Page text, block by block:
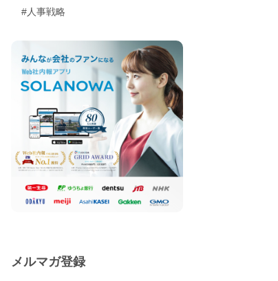
#人事戦略
メルマガ登録